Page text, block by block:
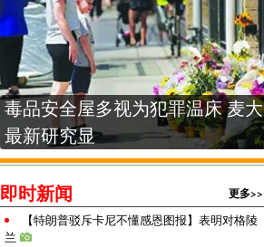
毒品安全屋多视为犯罪温床 麦大
最新研究显
即时新闻 更多>>
【特朗普驳斥卡尼不懂感恩图报】表明对格陵
兰